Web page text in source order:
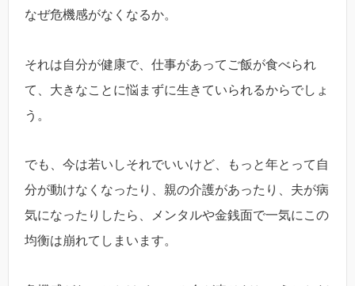
なぜ危機感がなくなるか。
それは自分が健康で、仕事があってご飯が食べられ
て、大きなことに悩まずに生きていられるからでしょ
う。
でも、今は若いしそれでいいけど、もっと年とって自
分が動けなくなったり、親の介護があったり、夫が病
気になったりしたら、メンタルや金銭面で一気にこの
均衡は崩れてしまいます。